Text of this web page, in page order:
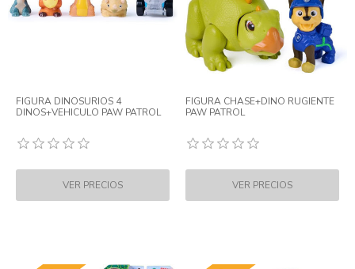
FIGURA DINOSURIOS 4
DINOS+VEHICULO PAW PATROL
FIGURA CHASE+DINO RUGIENTE
PAW PATROL